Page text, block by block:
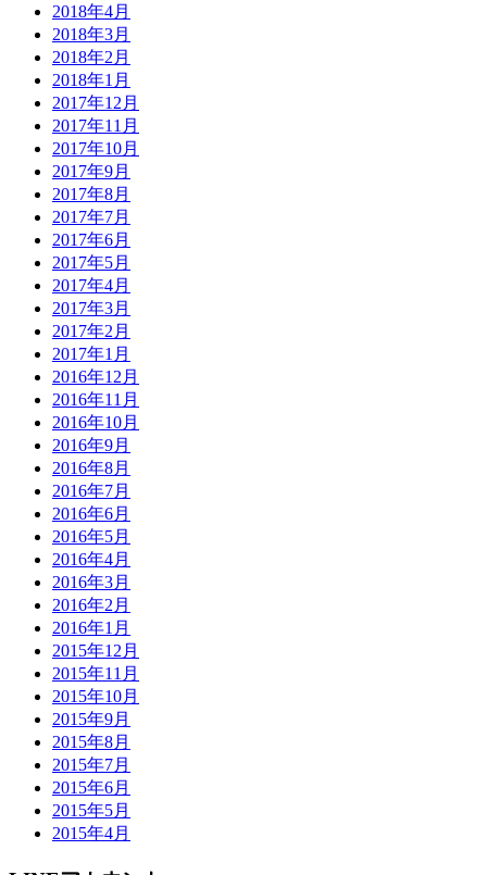
2018年4月
2018年3月
2018年2月
2018年1月
2017年12月
2017年11月
2017年10月
2017年9月
2017年8月
2017年7月
2017年6月
2017年5月
2017年4月
2017年3月
2017年2月
2017年1月
2016年12月
2016年11月
2016年10月
2016年9月
2016年8月
2016年7月
2016年6月
2016年5月
2016年4月
2016年3月
2016年2月
2016年1月
2015年12月
2015年11月
2015年10月
2015年9月
2015年8月
2015年7月
2015年6月
2015年5月
2015年4月